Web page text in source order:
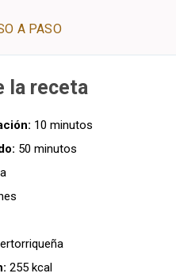
A PASO
la receta
10 minutos
50 minutos
255 kcal